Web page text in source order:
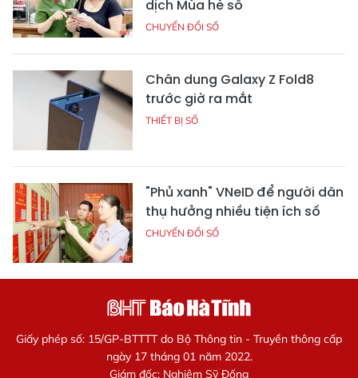
dịch Mùa hè số
CHUYỂN ĐỔI SỐ
Chân dung Galaxy Z Fold8
trước giờ ra mắt
THIẾT BỊ SỐ
"Phủ xanh" VNeID để người dân
thụ hưởng nhiều tiện ích số
CHUYỂN ĐỔI SỐ
Giấy phép số: 15/GP-BTTTT do Bộ Thông tin - Truyền thông cấp
ngày 17 tháng 01 năm 2022.
Giám đốc: Nghiêm Sỹ Đống